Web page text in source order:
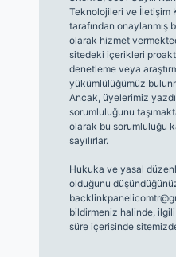
Teknolojileri ve İletişim
tarafından onaylanmış
olarak hizmet
sitedeki içerikleri
denetleme veya
yükümlülüğümüz
Ancak, üyelerimiz
sorumluluğunu
olarak bu sorumluluğu
sayılırlar.
Hukuka ve yasal
olduğunu
bildirmeniz halinde,
süre içerisinde